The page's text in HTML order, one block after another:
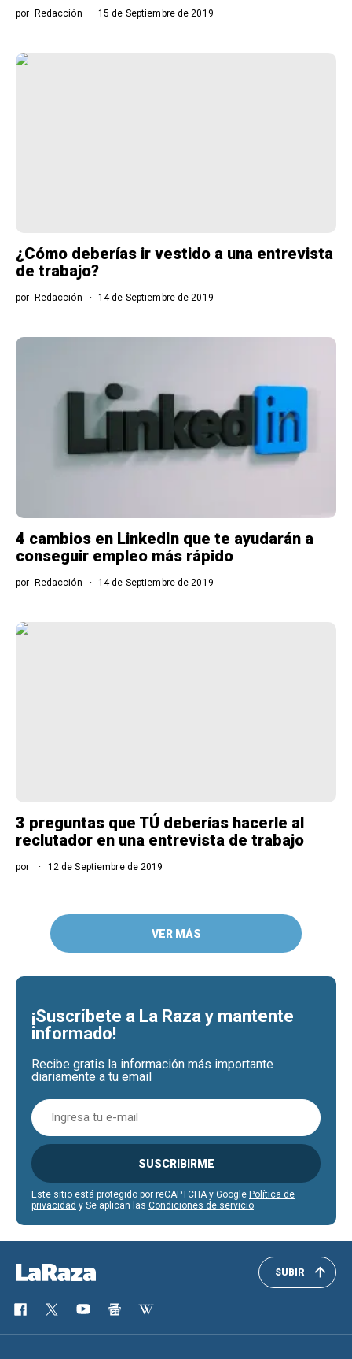
por Redacción 15 de Septiembre de 2019
¿Cómo deberías ir vestido a una entrevista
de trabajo?
por Redacción 14 de Septiembre de 2019
4 cambios en LinkedIn que te ayudarán a
conseguir empleo más rápido
por Redacción 14 de Septiembre de 2019
3 preguntas que TÚ deberías hacerle al
reclutador en una entrevista de trabajo
por 12 de Septiembre de 2019
VER MÁS
¡Suscríbete a La Raza y mantente
informado!
Recibe gratis la información más importante
diariamente a tu email
SUSCRIBIRME
Este sitio está protegido por reCAPTCHA y Google Política de
privacidad y Se aplican las Condiciones de servicio.
SUBIR